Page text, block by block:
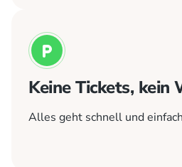
Keine Tickets, kein
Alles geht schnell und